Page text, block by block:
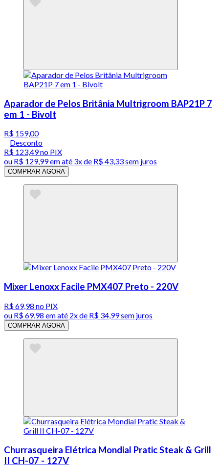
Aparador de Pelos Britânia Multrigroom BAP21P 7
em 1 - Bivolt
R$ 159,00
Desconto
R$ 123,49no PIX
ou R$ 129,99em até 3x de R$ 43,33 sem juros
COMPRAR AGORA
Mixer Lenoxx Facile PMX407 Preto - 220V
R$ 69,98 no PIX
ou R$ 69,98 em até 2x de R$ 34,99 sem juros
COMPRAR AGORA
Churrasqueira Elétrica Mondial Pratic Steak & Grill
II CH-07 - 127V